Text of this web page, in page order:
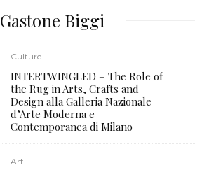
Gastone Biggi
Culture
INTERTWINGLED – The Role of
the Rug in Arts, Crafts and
Design alla Galleria Nazionale
d’Arte Moderna e
Contemporanea di Milano
Art